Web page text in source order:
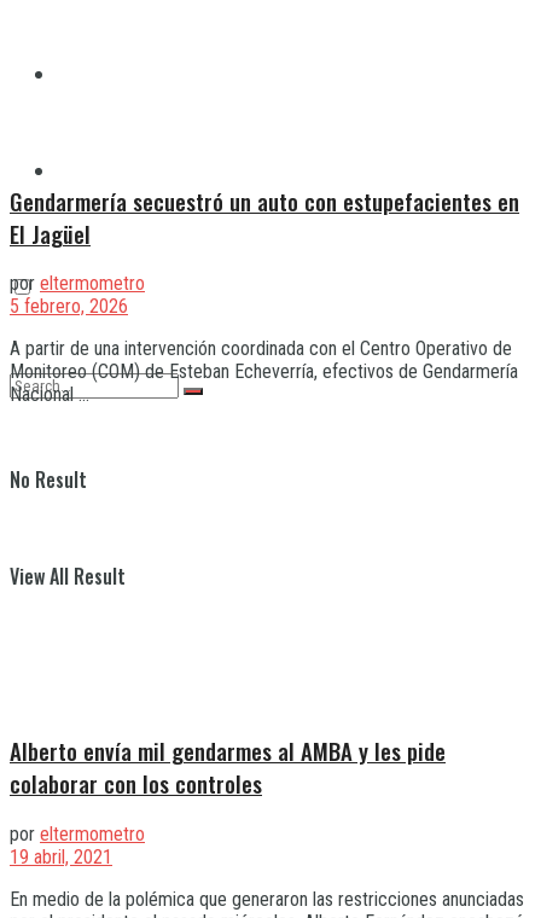
No Result
View All Result
Gendarmería secuestró un auto con estupefacientes en
El Jagüel
por eltermometro
5 febrero, 2026
A partir de una intervención coordinada con el Centro Operativo de
Monitoreo (COM) de Esteban Echeverría, efectivos de Gendarmería
Nacional ...
Alberto envía mil gendarmes al AMBA y les pide
colaborar con los controles
por eltermometro
19 abril, 2021
En medio de la polémica que generaron las restricciones anunciadas